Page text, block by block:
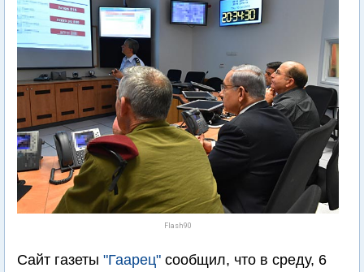
Flash90
Сайт газеты "Гаарец" сообщил, что в среду, 6